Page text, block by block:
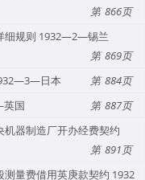
866
细规则 1932—2—锡兰
869
日本
884
国
887
器制造厂开办经费契约
891
量费借用英庚款契约 1932